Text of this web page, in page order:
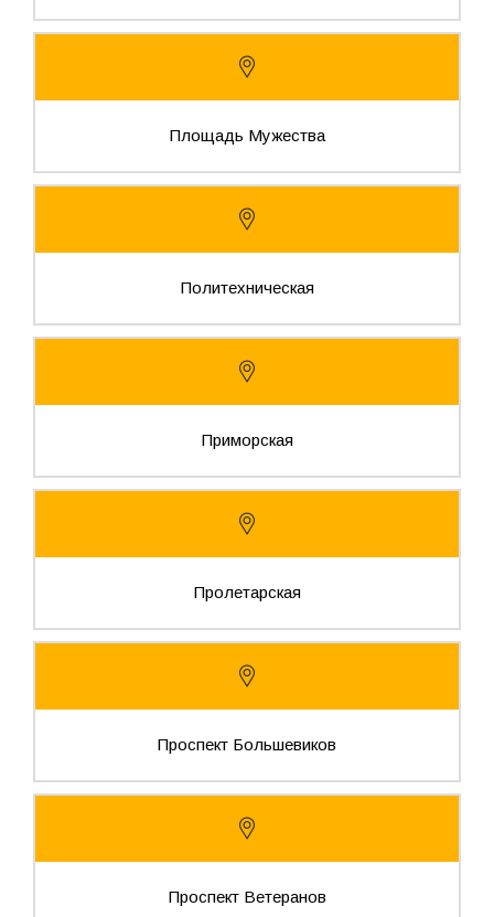
Площадь Мужества
Политехническая
Приморская
Пролетарская
Проспект Большевиков
Проспект Ветеранов